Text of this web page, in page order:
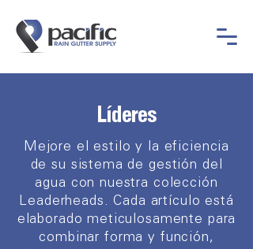
Líderes
Mejore el estilo y la eficiencia
de su sistema de gestión del
agua con nuestra colección
Leaderheads. Cada artículo está
elaborado meticulosamente para
combinar forma y función,